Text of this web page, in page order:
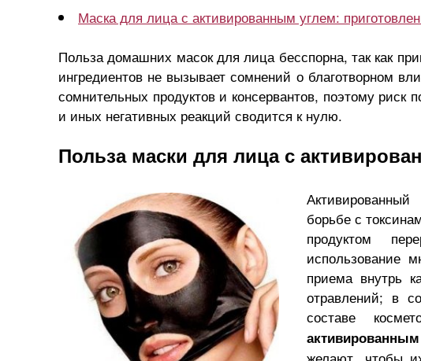
Маска для лица с активированным углем:
Польза домашних масок для лица бесспорна, так как
ингредиентов не вызывает сомнений о благотворном
сомнительных продуктов и консервантов, поэтому
и иных негативных реакций сводится к нулю.
Польза маски для лица с
борьбе с
продуктом
использование
приема внутрь
отравлений; в
составе
2017 год какого животного
2018 год какого